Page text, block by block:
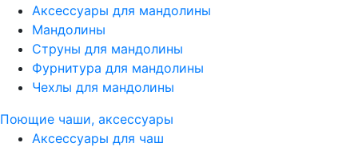
Аксессуары для мандолины
Мандолины
Струны для мандолины
Фурнитура для мандолины
Чехлы для мандолины
Поющие чаши, аксессуары
Аксессуары для чаш